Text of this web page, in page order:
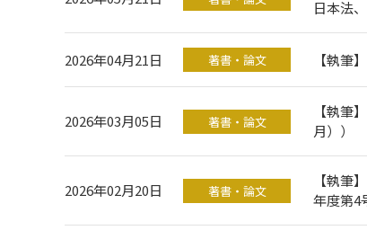
日本法
2026年04月21日 著書・論文 【執筆
2026年03月05日 著書・論文
【執筆
月））
2026年02月20日 著書・論文
【執筆
年度第4